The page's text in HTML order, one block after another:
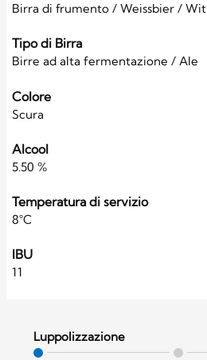
Birra di frumento / Weissbier / Wit
Tipo di Birra
Birre ad alta fermentazione / Ale
Colore
Scura
Alcool
5.50 %
Temperatura di servizio
8°C
IBU
11
Luppolizzazione